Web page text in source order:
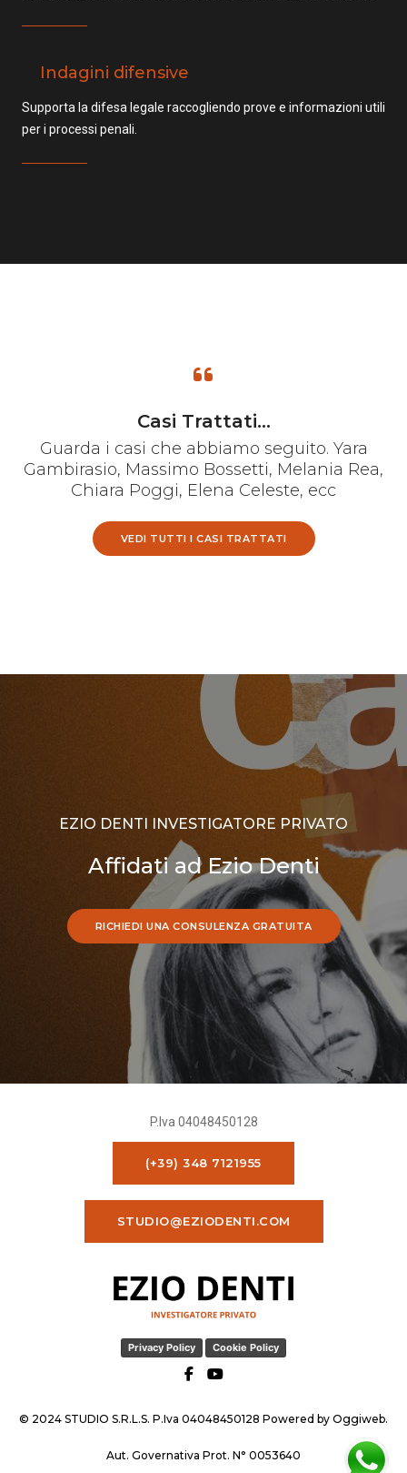
Indagini difensive
Supporta la difesa legale raccogliendo prove e informazioni utili
per i processi penali.
Casi Trattati...
Guarda i casi che abbiamo seguito. Yara
Gambirasio, Massimo Bossetti, Melania Rea,
Chiara Poggi, Elena Celeste, ecc
VEDI TUTTI I CASI TRATTATI
EZIO DENTI INVESTIGATORE PRIVATO
Affidati ad Ezio Denti
RICHIEDI UNA CONSULENZA GRATUITA
P.Iva 04048450128
(+39) 348 7121955
STUDIO@EZIODENTI.COM
Privacy Policy Cookie Policy
© 2024 STUDIO S.R.L.S. P.Iva 04048450128 Powered by Oggiweb.
Aut. Governativa Prot. N° 0053640